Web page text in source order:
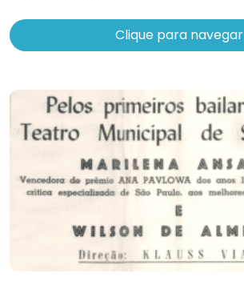
Clique para navegar